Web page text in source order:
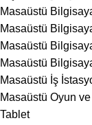
Masaüstü
Masaüstü
Masaüstü
Masaüstü
Masaüstü İş
Masaüstü Oyun
Tablet